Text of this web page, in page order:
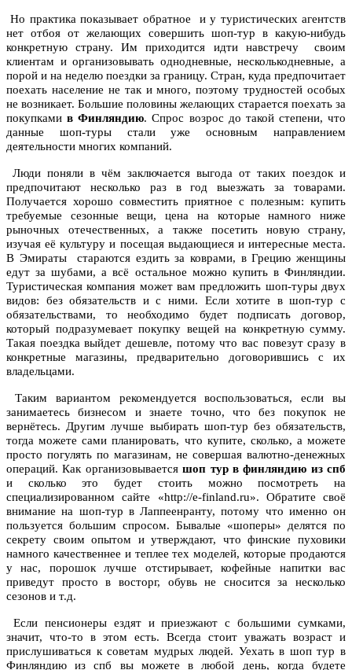
Но практика показывает обратное и у туристических агентств
нет отбоя от желающих совершить шоп-тур в какую-нибудь
конкретную страну. Им приходится идти навстречу своим
клиентам и организовывать однодневные, несколькодневные, а
порой и на неделю поездки за границу. Стран, куда предпочитает
поехать население не так и много, поэтому трудностей особых
не возникает. Большие половины желающих старается поехать за
покупкамив Финляндию. Спрос возрос до такой степени, что
данные шоп-туры стали уже основным направлением
деятельности многих компаний.
Люди поняли в чём заключается выгода от таких поездок и
предпочитают несколько раз в год выезжать за товарами.
Получается хорошо совместить приятное с полезным: купить
требуемые сезонные вещи, цена на которые намного ниже
рыночных отечественных, а также посетить новую страну,
изучая её культуру и посещая выдающиеся и интересные места.
В Эмираты стараются ездить за коврами, в Грецию женщины
едут за шубами, а всё остальное можно купить в Финляндии.
Туристическая компания может вам предложить шоп-туры двух
видов: без обязательств и с ними. Если хотите в шоп-тур с
обязательствами, то необходимо будет подписать договор,
который подразумевает покупку вещей на конкретную сумму.
Такая поездка выйдет дешевле, потому что вас повезут сразу в
конкретные магазины, предварительно договорившись с их
владельцами.
Таким вариантом рекомендуется воспользоваться, если вы
занимаетесь бизнесом и знаете точно, что без покупок не
вернётесь. Другим лучше выбирать шоп-тур без обязательств,
тогда можете сами планировать, что купите, сколько, а можете
просто погулять по магазинам, не совершая валютно-денежных
операций. Как организовываетсяшоп тур в финляндию из спб
и сколько это будет стоить можно посмотреть на
специализированном сайте «http://e-finland.ru». Обратите своё
внимание на шоп-тур в Лаппеенранту, потому что именно он
пользуется большим спросом. Бывалые «шоперы» делятся по
секрету своим опытом и утверждают, что финские пуховики
намного качественнее и теплее тех моделей, которые продаются
у нас, порошок лучше отстирывает, кофейные напитки вас
приведут просто в восторг, обувь не сносится за несколько
сезонов и т.д.
Если пенсионеры ездят и приезжают с большими сумками,
значит, что-то в этом есть. Всегда стоит уважать возраст и
прислушиваться к советам мудрых людей. Уехать в шоп тур в
Финляндию из спб вы можете в любой день, когда будете